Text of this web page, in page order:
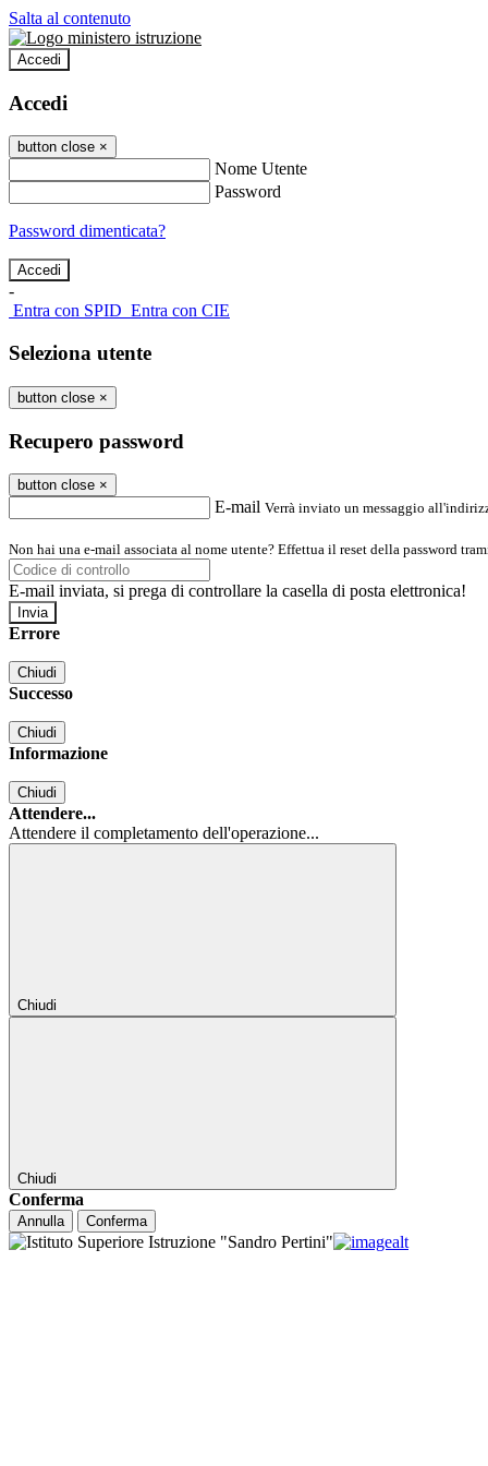
Salta al contenuto
Accedi
Accedi
button close ×
Nome Utente
Password
Password dimenticata?
-
Entra con SPID Entra con CIE
Seleziona utente
button close ×
Recupero password
button close ×
E-mail Verrà inviato un messaggio
Non hai una e-mail associata al nome utente? Effettua il reset della password
E-mail inviata, si prega di controllare la casella di posta elettronica!
Errore
Chiudi
Successo
Chiudi
Informazione
Chiudi
Attendere...
Attendere il completamento dell'operazione...
Chiudi
Chiudi
Conferma
Annulla Conferma